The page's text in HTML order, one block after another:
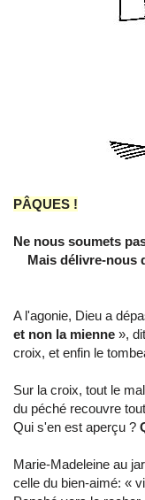
PÂQUES !
Ne nous soumets
Mais délivre-nous
A l'agonie, Dieu a
et non la mienne »,
croix, et enfin le
Sur la croix, tout le
du péché recouvre
Qui s'en est aperçu ?
Marie-Madeleine au
celle du bien-aimé: «